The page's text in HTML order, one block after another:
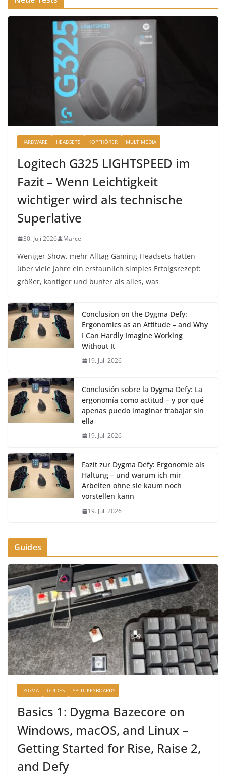
HARDWARE HEADSETS KOPFHÖRER MULTIMEDIA
Logitech G325 LIGHTSPEED im
Fazit – Wenn Leichtigkeit
wichtiger wird als technische
Superlative
30. Juli 2026 Marcel
Weniger Show, mehr Alltag Gaming-Headsets hatten
über viele Jahre ein erstaunlich simples Erfolgsrezept:
größer, kantiger und bunter als alles, was
Conclusion on the Dygma Defy:
Ergonomics as an Attitude – and Why
I Can Hardly Imagine Working
Without It
19. Juli 2026
Conclusión sobre la Dygma Defy: La
ergonomía como actitud – y por qué
apenas puedo imaginar trabajar sin
ella
19. Juli 2026
Fazit zur Dygma Defy: Ergonomie als
Haltung – und warum ich mir
Arbeiten ohne sie kaum noch
vorstellen kann
19. Juli 2026
Guides
DYGMA GUIDES SPLIT KEYBOARDS
Basics 1: Dygma Bazecore on
Windows, macOS, and Linux –
Getting Started for Rise, Raise 2,
and Defy